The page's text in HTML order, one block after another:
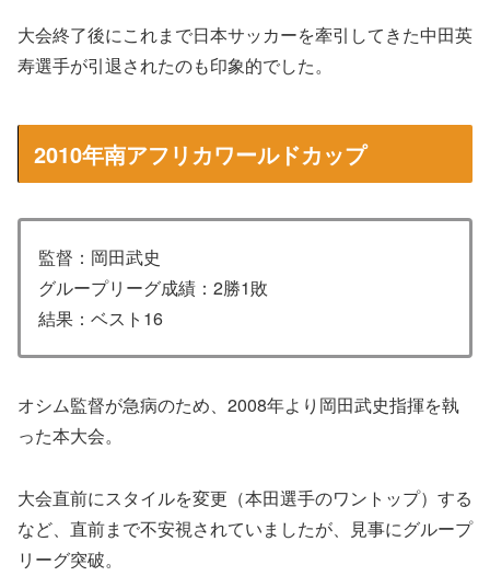
大会終了後にこれまで日本サッカーを牽引してきた中田英
寿選手が引退されたのも印象的でした。
2010年南アフリカワールドカップ
監督：岡田武史
グループリーグ成績：2勝1敗
結果：ベスト16
オシム監督が急病のため、2008年より岡田武史指揮を執
った本大会。
大会直前にスタイルを変更（本田選手のワントップ）する
など、直前まで不安視されていましたが、見事にグループ
リーグ突破。